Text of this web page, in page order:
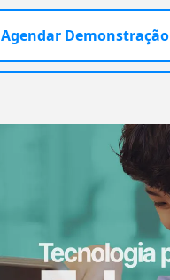
Agendar Demonstração